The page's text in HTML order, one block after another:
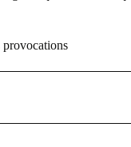
provocations